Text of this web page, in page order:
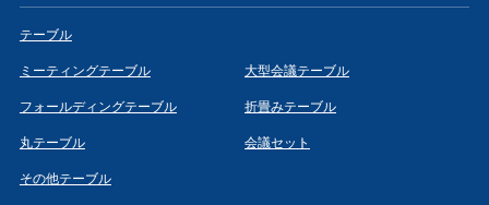
テーブル
ミーティングテーブル 大型会議テーブル
フォールディングテーブル 折畳みテーブル
丸テーブル 会議セット
その他テーブル